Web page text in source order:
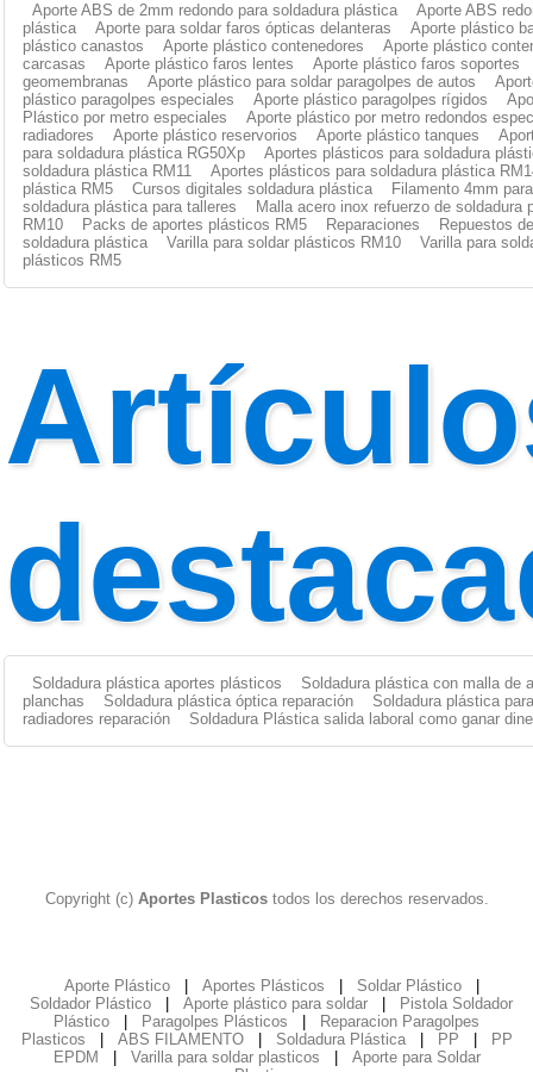
Aporte ABS de 2mm redondo para soldadura plástica
Aporte ABS
plástica
Aporte para soldar faros ópticas delanteras
Aporte plástico
plástico canastos
Aporte plástico contenedores
Aporte plástico
carcasas
Aporte plástico faros lentes
Aporte plástico faros soportes
geomembranas
Aporte plástico para soldar paragolpes de autos
plástico paragolpes especiales
Aporte plástico paragolpes rígidos
Plástico por metro especiales
Aporte plástico por metro redondos
radiadores
Aporte plástico reservorios Aporte plástico tanques
para soldadura plástica RG50Xp
Aportes plásticos para soldadura
soldadura plástica RM11
Aportes plásticos para soldadura plástica
plástica RM5
Cursos digitales soldadura plástica
Filamento 4mm
soldadura plástica para talleres
Malla acero inox refuerzo de soldadura
RM10
Packs de aportes plásticos RM5 Reparaciones
Repuestos
soldadura plástica
Varilla para soldar plásticos RM10
Varilla para
plásticos RM5
Soldadura plástica aportes plásticos
Soldadura plástica con malla de
planchas
Soldadura plástica óptica reparación
Soldadura plástica
radiadores reparación
Soldadura Plástica salida laboral como ganar
Copyright (c) Aportes Plasticostodos los derechos reservados.
Aporte Plástico Aportes Plásticos Soldar Plástico
Soldador Plástico
Aporte plástico para soldar
Pistola Soldador
Plástico
Paragolpes Plásticos
Reparacion Paragolpes
Plasticos
ABS FILAMENTO Soldadura Plástica PP
PP
EPDM
Varilla para soldar plasticos
Aporte para Soldar